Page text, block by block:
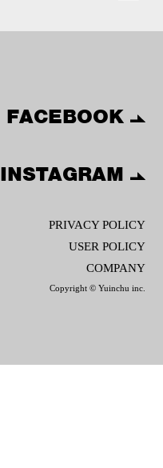
FACEBOOK
INSTAGRAM
PRIVACY POLICY
USER POLICY
COMPANY
Copyright © Yuinchu inc.